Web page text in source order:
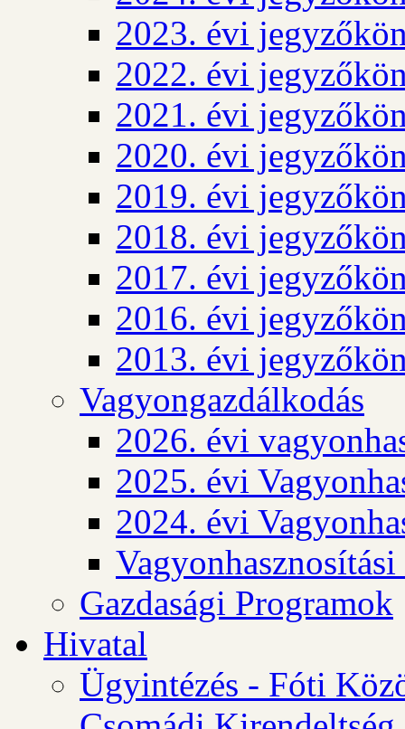
2023. évi
2022. évi
2021. évi
2020. évi
2019. évi
2018. évi
2017. évi
2016. évi
2013. évi
Vagyongazdálkodás
2026. évi
2025. évi
2024. évi
Gazdasági Programok
Hivatal
Ügyintézés - Fóti